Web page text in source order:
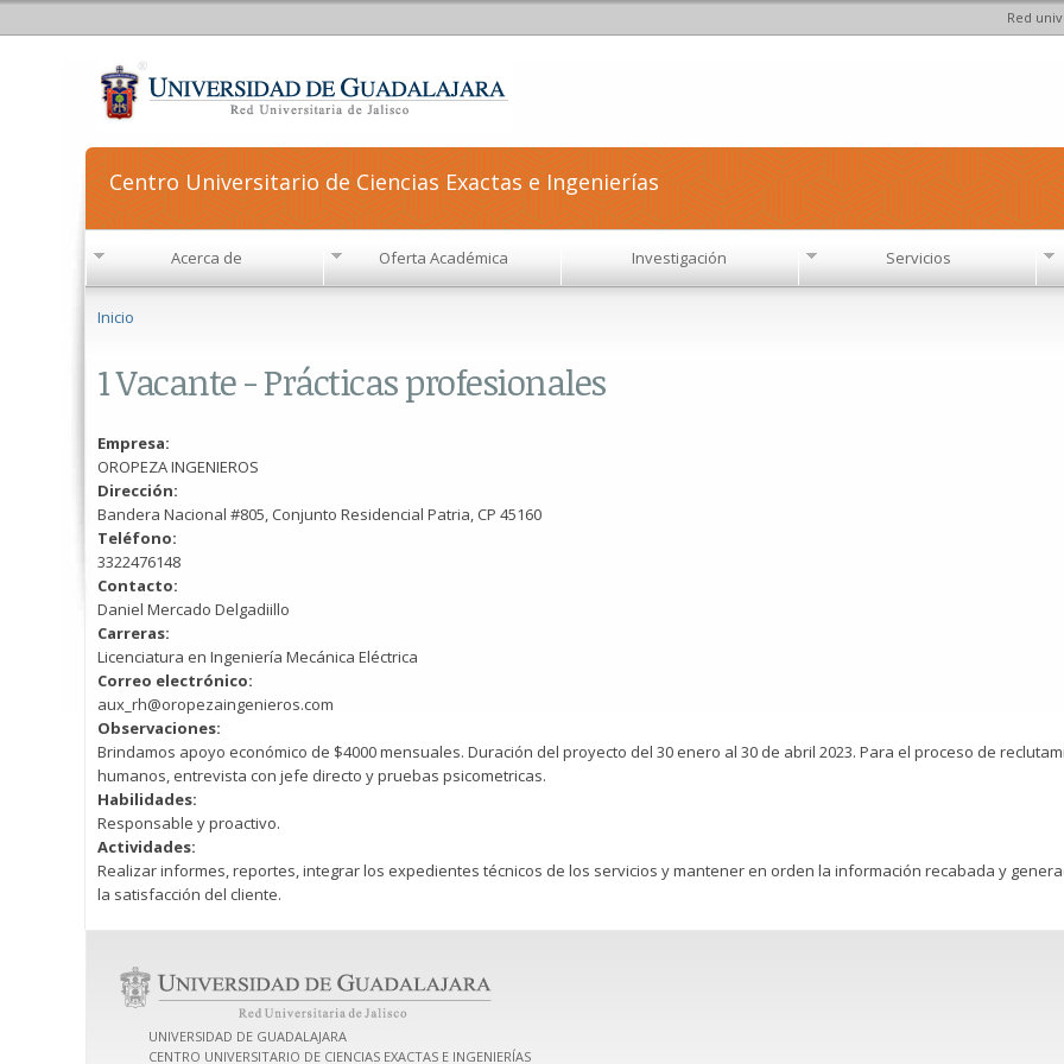
Red
Centro Universitario de Ciencias Exactas e Ingenierías
Acerca de Oferta Académica Investigación Servicios
Inicio
1 Vacante - Prácticas profesionales
Empresa:
OROPEZA INGENIEROS
Dirección:
Bandera Nacional #805, Conjunto Residencial Patria, CP 45160
Teléfono:
3322476148
Contacto:
Daniel Mercado Delgadiillo
Carreras:
Licenciatura en Ingeniería Mecánica Eléctrica
Correo electrónico:
aux_rh@oropezaingenieros.com
Observaciones:
Brindamos apoyo económico de $4000 mensuales. Duración del proyecto del 30 enero al 30 de abril 2023. Para el proceso de
humanos, entrevista con jefe directo y pruebas psicometricas.
Habilidades:
Responsable y proactivo.
Actividades:
Realizar informes, reportes, integrar los expedientes técnicos de los servicios y mantener en orden la información recabada y
la satisfacción del cliente.
UNIVERSIDAD DE GUADALAJARA
CENTRO UNIVERSITARIO DE CIENCIAS EXACTAS E INGENIERÍAS